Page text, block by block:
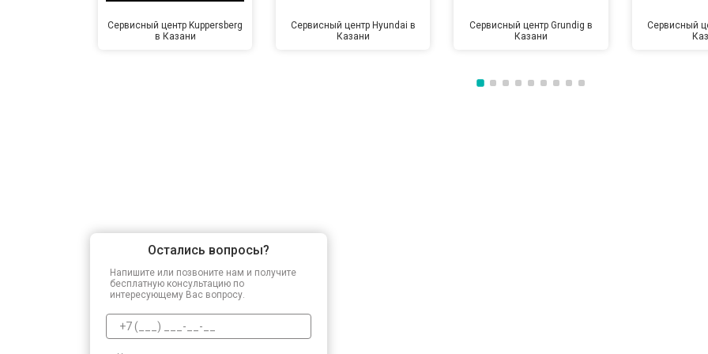
Замена сливного шланга
Замена циркуляционного насоса
Сервисный центр Kuppersberg
в Казани
Сервисный центр Hyundai в
Казани
Сервисный центр Grundig в
Казани
Сервисный
Остались вопросы?
Напишите или позвоните нам и получите
бесплатную консультацию по
интересующему Вас вопросу.